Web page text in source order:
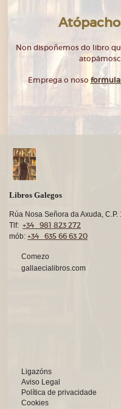
Non dispoñemos do libro
Emprega o noso
Libros Galegos
Rúa Nosa Señora da Axuda,
Tlf: +34 981 823 272
mób: +34 635 66 63 20
Comezo
gallaecialibros.com
Ligazóns
Aviso Legal
Política de privacidade
Cookies